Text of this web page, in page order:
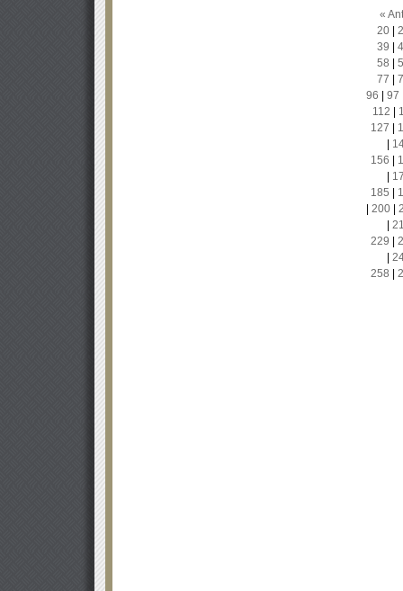
«
20|
39
58
77
96
97
112
127
156
185
200|
229
258